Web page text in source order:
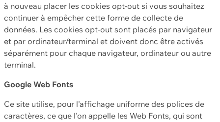
à nouveau placer les cookies opt-out si vous souhaitez
continuer à empêcher cette forme de collecte de
données. Les cookies opt-out sont placés par navigateur
et par ordinateur/terminal et doivent donc être activés
séparément pour chaque navigateur, ordinateur ou autre
terminal.
Google Web Fonts
Ce site utilise, pour l'affichage uniforme des polices de
caractères, ce que l'on appelle les Web Fonts, qui sont